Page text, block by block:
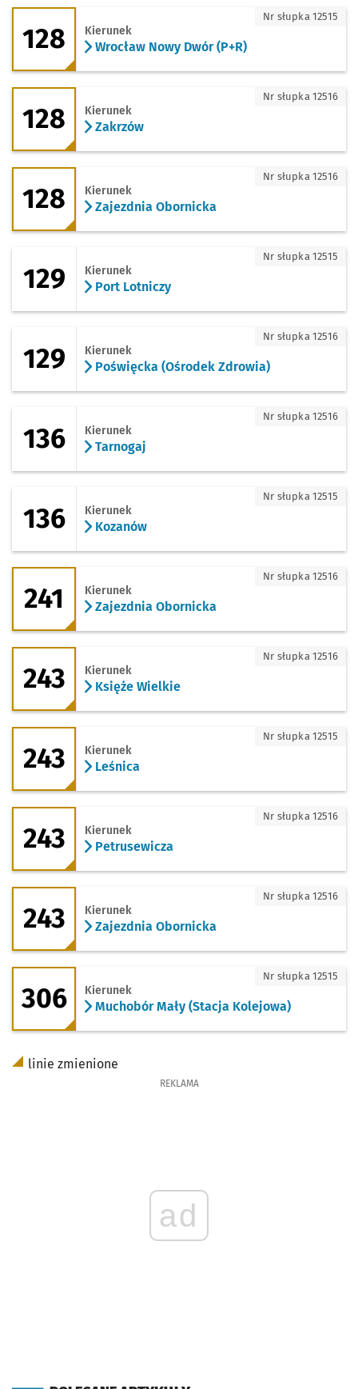
128 - kierunek Wrocław Nowy Dwór
128 Kierunek
Wrocław Nowy Dwór (P+R)
Nr słupka 12515
128 - kierunek Zakrzów
128 Kierunek
Zakrzów
Nr słupka 12516
128 - kierunek Zajezdnia Obornicka
128 Kierunek
Zajezdnia Obornicka
Nr słupka 12516
129 Kierunek
Port Lotniczy
Nr słupka 12515
129 - kierunek Poświęcka (Ośrodek
129 Kierunek
Poświęcka (Ośrodek Zdrowia)
Nr słupka 12516
136 Kierunek
Tarnogaj
Nr słupka 12516
136 Kierunek
Kozanów
Nr słupka 12515
241 - kierunek Zajezdnia Obornicka
241 Kierunek
Zajezdnia Obornicka
Nr słupka 12516
243 - kierunek Księże Wielkie
243 Kierunek
Księże Wielkie
Nr słupka 12516
243 - kierunek Leśnica
243 Kierunek
Leśnica
Nr słupka 12515
243 - kierunek Petrusewicza
243 Kierunek
Petrusewicza
Nr słupka 12516
243 - kierunek Zajezdnia Obornicka
243 Kierunek
Zajezdnia Obornicka
Nr słupka 12516
306 - kierunek Muchobór Mały (Stacja
306 Kierunek
Muchobór Mały (Stacja Kolejowa)
Nr słupka 12515
linie zmienione
REKLAMA
ad